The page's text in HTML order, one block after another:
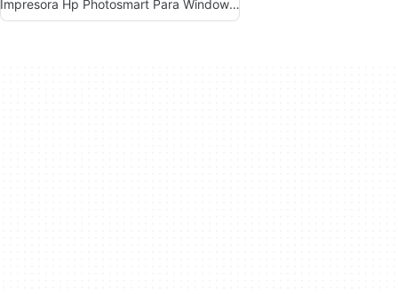
Impresora Hp Photosmart Para Windows 7